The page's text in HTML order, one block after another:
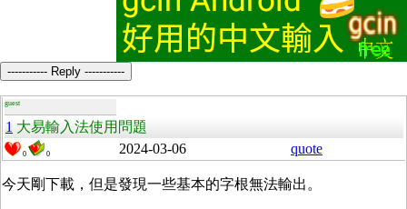
----------- Reply -----------
guest
1 大易輸入法使用問題
0 0 2024-03-06 quote
今天剛下載，但是發現一些基本的字根無法輸出。